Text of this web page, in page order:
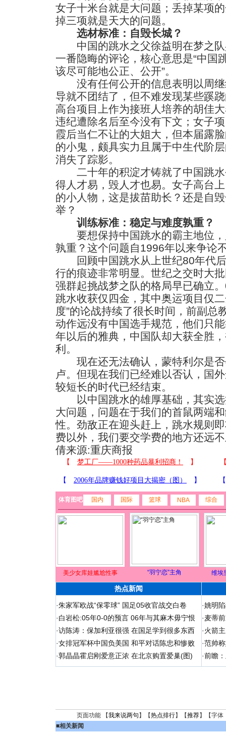
女子十米台就是大问题；丢掉某项
掉三项就是天大的问题。
选材标准：自毁长城？
中国的跳水之父徐益明在梦之队
一番隐晦的评论，核心意思是“中国
该尽可能地公正、公开”。
没有任何公开的信息表明以周继
导就不团结了，但不难发现某些蹊
高台项目上作为接班人培养的胡佳
违纪遭除名后至今没有下文；女子
霞后当仁不让的大姐大，但本届露
的小鬼，颇具实力且属于中生代阶
消失了踪影。
二十年的积淀才铸就了中国跳水
得人才易，毁人才也易。女子高台
的小人物，这是拔苗助长？还是自
举？
训练标准：稳定与难度孰重？
要想保持中国跳水的霸主地位，
孰重？这个问题自1996年以来争论
回顾中国跳水从上世纪80年代后
行的痕迹非常明显。世纪之交时大
强群起挑战梦之队的格局早已确立
跳水收获仅四金，其中奥运项目仅
度”的论战持续了很长时间，前副总
动作远没有中国选手规范，他们只
年以后的雅典，中国队却大获全胜
利。
现在还无法确认，蒙特利尔是否
卢。但现在我们已经难以否认，国
较短长的时代已经结束。
以中国跳水的雄厚基础，其实选
大问题，问题在于我们的首鼠两端
性。劲敌正在迎头赶上，跳水规则
费以外，我们要交学费的地方还远
倩来源:重庆商报
体育图吧 国内 国际 篮球 NBA 综合
美少女库娃尴尬性事 “羽宁恋”主角 维埃
热点新闻
·朱家军欧战“保零球” 国足05收官战交白卷
·白岩松:05年0-0的预言 06年与其麻木毋宁恨
·访陈涛：保加利亚很强 在国足学到很多东西
·女排冠军杯中国负美国 和平对话陈忠和惨败
·郭晶晶霍启刚爱意正浓 在北京购置爱巢(图)
·姚明
·麦蒂
·火箭
·范帅
·前瞻
页面功能 【我来说两句 】【热点排行】【推荐】【字体
■相关新闻